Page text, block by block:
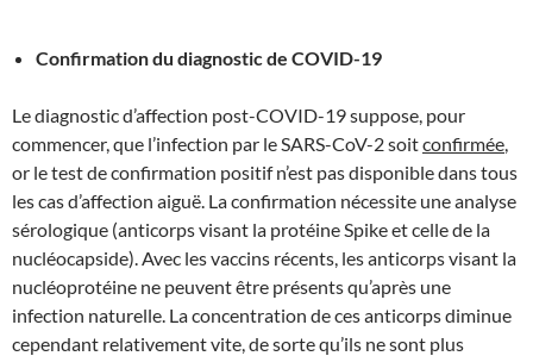
Confirmation du diagnostic de COVID-19
Le diagnostic d’affection post-COVID-19 suppose, pour
commencer, que l’infection par le SARS-CoV-2 soitconfirmée
or le test de confirmation positif n’est pas disponible dans tous
les cas d’affection aiguë. La confirmation nécessite une analyse
sérologique (anticorps visant la protéine Spike et celle de la
nucléocapside). Avec les vaccins récents, les anticorps visant la
nucléoprotéine ne peuvent être présents qu’après une
infection naturelle. La concentration de ces anticorps diminue
cependant relativement vite, de sorte qu’ils ne sont plus